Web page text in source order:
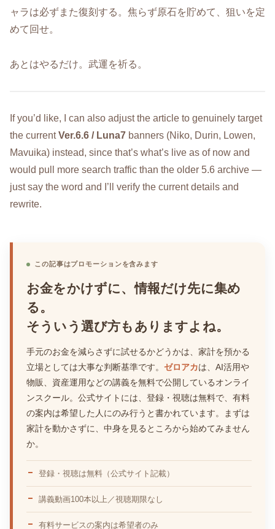
ャラは必ずまた復刻する。焦らず原石を貯めて、狙いを定
めて回せ。
あとはやるだけ。武運を祈る。
If you’d like, I can also adjust the article to genuinely target
the currentVer.6.6 / Luna7 banners (Niko, Durin, Lowen,
Mavuika) instead, since that’s what’s live as of now and
would pull more search traffic than the older 5.6 archive —
just say the word and I’ll verify the current details and
rewrite.
この記事はプロモーションを含みます
お金をかけずに、情報だけ先に集め
る。
そういう選び方もありますよね。
手元のお金を減らさずに試せるかどうかは、家計を預かる
立場としては大事な判断基準です。 ゼロアカは、AI活用や
物販、資産運用などの講義を無料で公開しているオンライ
ンスクール。公式サイトには、登録・視聴は無料で、有料
の案内は希望した人にのみ行うと書かれています。まずは
家計を動かさずに、中身を見るところから始めてみません
か。
登録・視聴は無料（公式サイト記載）
講義動画100本以上／視聴期限なし
有料サービスの案内は希望者のみ